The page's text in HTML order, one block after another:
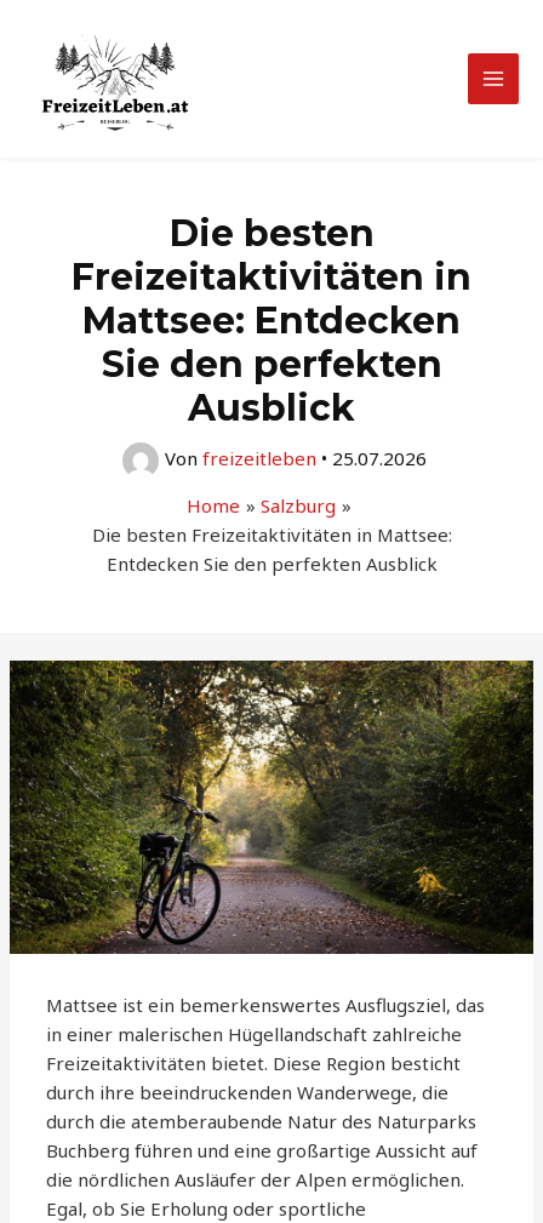
springen
Main
Die besten
Freizeitaktivitäten in
Mattsee: Entdecken
Sie den perfekten
Ausblick
Von freizeitleben • 25.07.2026
Home
Salzburg
Die besten Freizeitaktivitäten in Mattsee:
Entdecken Sie den perfekten Ausblick
Mattsee ist ein bemerkenswertes Ausflugsziel, das
in einer malerischen Hügellandschaft zahlreiche
Freizeitaktivitäten bietet. Diese Region besticht
durch ihre beeindruckenden Wanderwege, die
durch die atemberaubende Natur des Naturparks
Buchberg führen und eine großartige Aussicht auf
die nördlichen Ausläufer der Alpen ermöglichen.
Egal, ob Sie Erholung oder sportliche